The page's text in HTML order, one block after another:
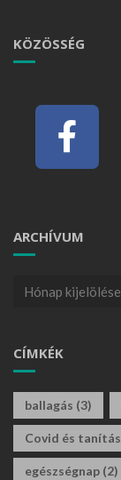
KÖZÖSSÉG
ARCHÍVUM
CÍMKÉK
ballagás (3)
Covid és tanítás
egészségnap (2)